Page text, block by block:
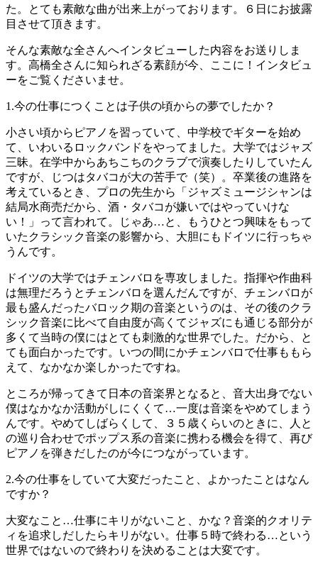
た。とても素敵な曲が出来上がっております。６日にお披露
目させて頂きます。
そんな素敵な全さんへインタビューした内容をお送りしま
す。高橋全さんに知られざる素顔が今、ここに！インタビュ
ーをご覧くださいませ。
1.今の仕事につくことは子供の頃からの夢でしたか？
小さい頃からピアノを習っていて、中学校でギターを始め
て、いわいるロックバンドをやってました。大学ではジャズ
三昧。在学中からあちこちのクラブで演奏したりしていたん
ですが、じつはタバコが大の苦手で（笑）。卒業後の進路を
考えているとき、プロの先生から「ジャズミュージシャンは
結局水商売だから、酒・タバコが嫌いではやっていけな
い！」って言われて。じゃあ…と、もうひとつ興味をもって
いたクラシック音楽の影響から、大胆にもドイツに行っちゃ
うんです。
ドイツの大学ではチェンバロを専攻しました。指揮や作曲科
は無理だろうとチェンバロを選んだんですが、チェンバロが
最も盛んだったバロック期の音楽というのは、その後のクラ
シック音楽に比べて自由度が高くてジャズにも通じる部分が
多くて当時の僕にはとても刺激的な世界でした。だから、と
ても面白かったです。いつの間にかチェンバロで仕事ももら
えて、なかなか楽しかったですね。
ところが帰ってきて日本の音楽界となると、音大出身でない
僕はなかなか活動がしにくくて…一度は音楽をやめてしまう
んです。やめてしばらくして、３５歳くらいのときに、人と
の巡り合わせでポップス系の音楽に携わる機会を得て、再び
ピアノを弾きだしたのが今につながっています。
2.今の仕事をしていて大変だったこと、よかったことはなん
ですか？
大変なこと…仕事にキリがないこと、かな？音楽的クオリテ
ィを追求しだしたらキリがない。仕事５時で終わる…という
世界ではないので終わりを決めることは大変です。